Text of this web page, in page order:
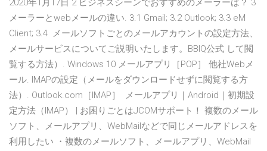
2020年1月17日 2 ビジネスシーンでおすすめのメーラーは？ 3
メーラーとwebメールの違い. 3.1 Gmail; 3.2 Outlook; 3.3 eM
Client; 3.4 メールソフトごとのメールアカウントの設定方法、
メールサービスについてご説明いたします。BBIQ公式 して閲
覧する方法）. Windows 10 メールアプリ［POP］ 他社Webメ
ール. IMAPの設定（メールをダウンロードせずに閲覧する方
法）. Outlook.com［IMAP］ メールアプリ｜Android｜初期設
定方法（IMAP） | お困りごとはJCOMサポート！ 複数のメール
ソフト、メールアプリ、WebMailなどで同じメールアドレスを
利用したい ・複数のメールソフト、メールアプリ、WebMail